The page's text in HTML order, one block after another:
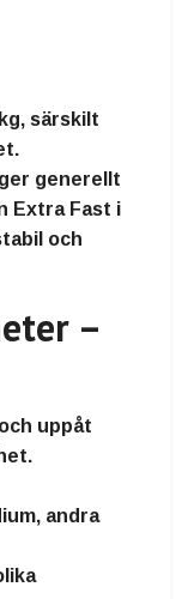
, särskilt
generellt
Extra Fast i
och
–
uppåt
andra